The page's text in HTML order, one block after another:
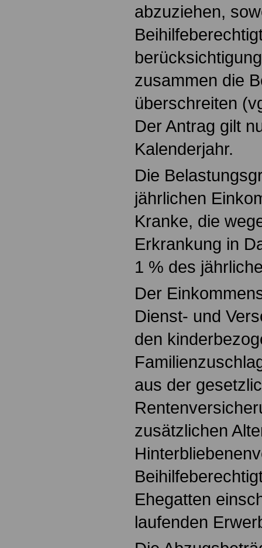
abzuziehen,
zusammen die
überschreiten
Der Antrag gilt
Kalenderjahr.
Die
jährlichen
Kranke, die
Erkrankung in
1 % des
Der
Dienst- und
den
aus der
zusätzlichen
Ehegatten
laufenden